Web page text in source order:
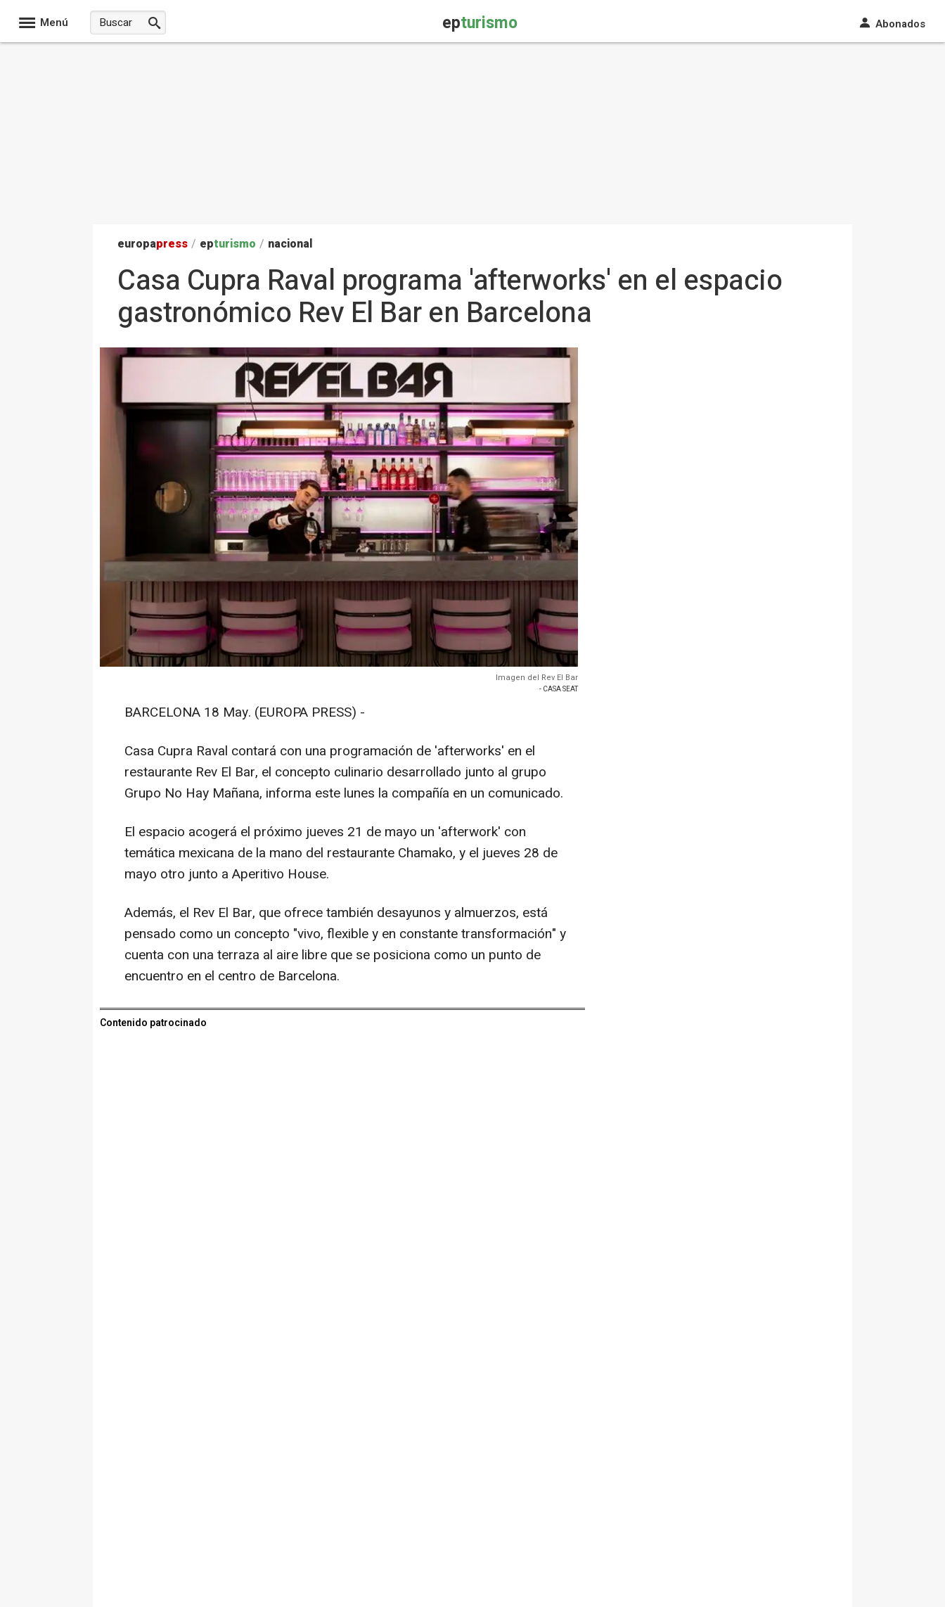
Menú epturismo Abonados
europapress / epturismo / nacional
Casa Cupra Raval programa 'afterworks' en el espacio
gastronómico Rev El Bar en Barcelona
Imagen del Rev El Bar
- CASA SEAT
BARCELONA 18 May. (EUROPA PRESS) -
Casa Cupra Raval contará con una programación de 'afterworks' en el
restaurante Rev El Bar, el concepto culinario desarrollado junto al grupo
Grupo No Hay Mañana, informa este lunes la compañía en un comunicado.
El espacio acogerá el próximo jueves 21 de mayo un 'afterwork' con
temática mexicana de la mano del restaurante Chamako, y el jueves 28 de
mayo otro junto a Aperitivo House.
Además, el Rev El Bar, que ofrece también desayunos y almuerzos, está
pensado como un concepto "vivo, flexible y en constante transformación" y
cuenta con una terraza al aire libre que se posiciona como un punto de
encuentro en el centro de Barcelona.
Contenido patrocinado